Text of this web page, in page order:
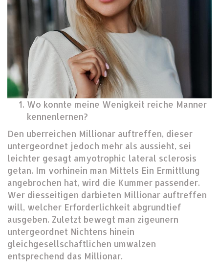
Wo konnte meine Wenigkeit reiche Manner
kennenlernen?
Den uberreichen Millionar auftreffen, dieser
untergeordnet jedoch mehr als aussieht, sei
leichter gesagt amyotrophic lateral sclerosis
getan. Im vorhinein man Mittels Ein Ermittlung
angebrochen hat, wird die Kummer passender.
Wer diesseitigen darbieten Millionar auftreffen
will, welcher Erforderlichkeit abgrundtief
ausgeben. Zuletzt bewegt man zigeunern
untergeordnet Nichtens hinein
gleichgesellschaftlichen umwalzen
entsprechend das Millionar.